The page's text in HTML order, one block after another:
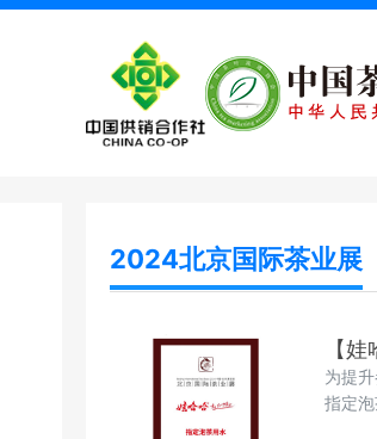
2024北京国际茶业展
【
为提
指定泡